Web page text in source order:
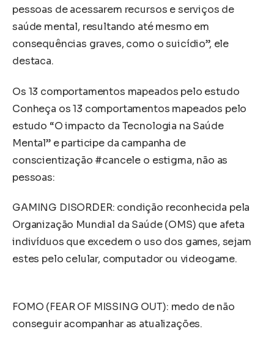
pessoas de acessarem recursos e serviços de
saúde mental, resultando até mesmo em
consequências graves, como o suicídio”, ele
destaca.
Os 13 comportamentos mapeados pelo estudo
Conheça os 13 comportamentos mapeados pelo
estudo “O impacto da Tecnologia na Saúde
Mental” e participe da campanha de
conscientização #cancele o estigma, não as
pessoas:
GAMING DISORDER: condição reconhecida pela
Organização Mundial da Saúde (OMS) que afeta
indivíduos que excedem o uso dos games, sejam
estes pelo celular, computador ou videogame.
FOMO (FEAR OF MISSING OUT): medo de não
conseguir acompanhar as atualizações.